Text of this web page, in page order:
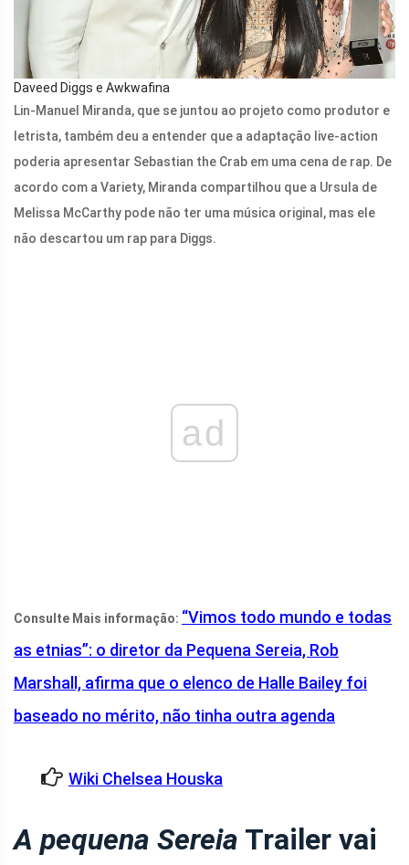
Daveed Diggs e Awkwafina
Lin-Manuel Miranda, que se juntou ao projeto como produtor e
letrista, também deu a entender que a adaptação live-action
poderia apresentar Sebastian the Crab em uma cena de rap. De
acordo com a Variety, Miranda compartilhou que a Ursula de
Melissa McCarthy pode não ter uma música original, mas ele
não descartou um rap para Diggs.
ad
Consulte Mais informação: “Vimos todo mundo e todas
as etnias”: o diretor da Pequena Sereia, Rob
Marshall, afirma que o elenco de Halle Bailey foi
baseado no mérito, não tinha outra agenda
Wiki Chelsea Houska
A pequena Sereia Trailer vai